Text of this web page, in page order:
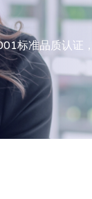
标准品质认证